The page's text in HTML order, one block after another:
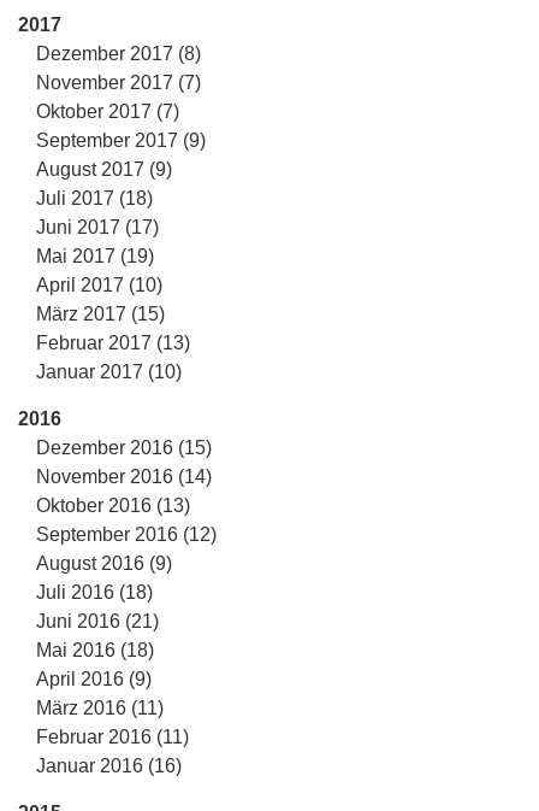
2017
Dezember 2017 (8)
November 2017 (7)
Oktober 2017 (7)
September 2017 (9)
August 2017 (9)
Juli 2017 (18)
Juni 2017 (17)
Mai 2017 (19)
April 2017 (10)
März 2017 (15)
Februar 2017 (13)
Januar 2017 (10)
2016
Dezember 2016 (15)
November 2016 (14)
Oktober 2016 (13)
September 2016 (12)
August 2016 (9)
Juli 2016 (18)
Juni 2016 (21)
Mai 2016 (18)
April 2016 (9)
März 2016 (11)
Februar 2016 (11)
Januar 2016 (16)